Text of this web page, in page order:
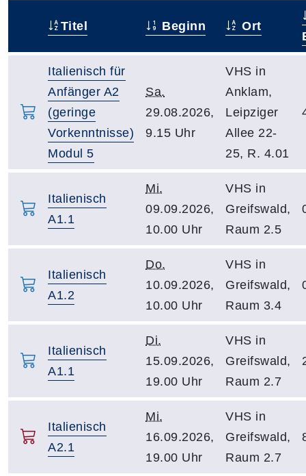
Titel Beginn Ort
Italienisch für
Anfänger A2
(geringe
Vorkenntnisse)
Modul 5
Sa.
29.08.2026,
9.15 Uhr
VHS in
Anklam,
Leipziger
Allee 22-
25, R. 4.01
Italienisch
A1.1
Mi.
09.09.2026,
10.00 Uhr
VHS in
Greifswald,
Raum 2.5
Italienisch
A1.2
Do.
10.09.2026,
10.00 Uhr
VHS in
Greifswald,
Raum 3.4
Italienisch
A1.1
Di.
15.09.2026,
19.00 Uhr
VHS in
Greifswald,
Raum 2.7
Italienisch
A2.1
Mi.
16.09.2026,
19.00 Uhr
VHS in
Greifswald,
Raum 2.7